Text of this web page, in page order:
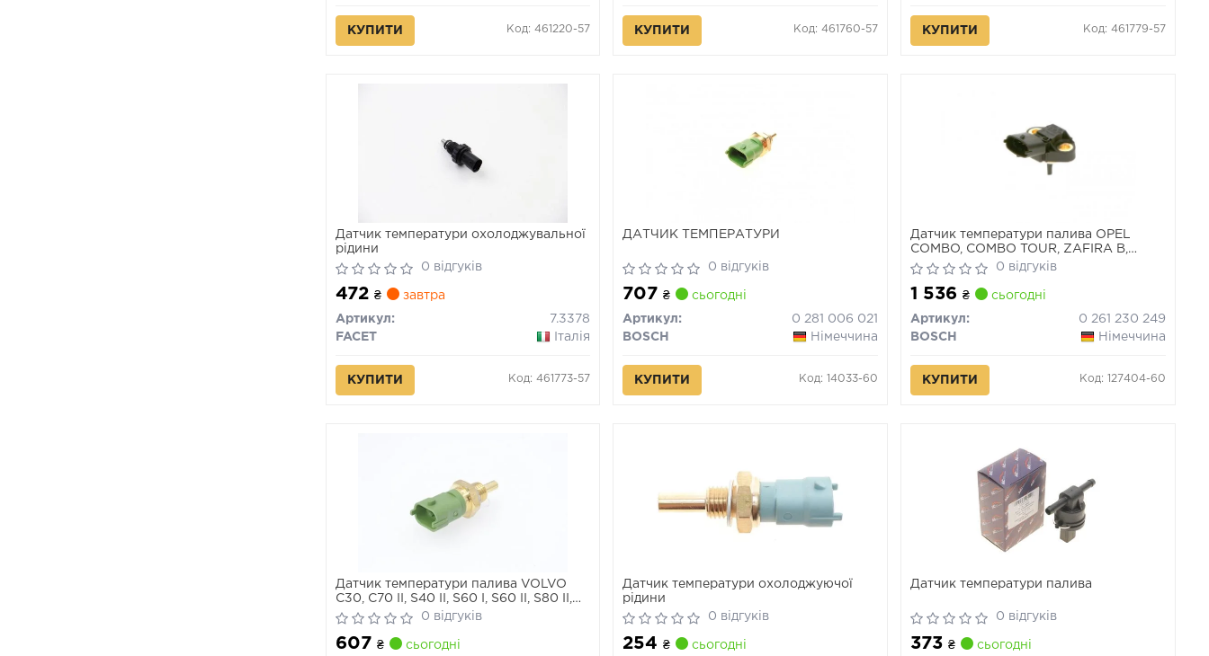
КУПИТИ Код: 461220-57 КУПИТИ Код: 461760-57 КУПИТИ Код: 461779-57
Датчик температури охолоджувальної
рідини
0 відгуків
472 ₴ завтра
Артикул:
7.3378
FACET
Італія
КУПИТИ Код: 461773-57
ДАТЧИК ТЕМПЕРАТУРИ
0 відгуків
707₴ сьогодні
Артикул:
0 281 006 021
BOSCH
Німеччина
КУПИТИ Код: 14033-60
Датчик температури палива OPEL
COMBO, COMBO TOUR, ZAFIRA B,
ZAFIRA C 1.6CNG 04.05-
0 відгуків
1 536₴ сьогодні
Артикул:
0 261 230 249
BOSCH
Німеччина
КУПИТИ Код: 127404-60
Датчик температури палива VOLVO
C30, C70 II, S40 II, S60 I, S60 II, S80 II,
V40, V50, V60 I, V70 II, V70 III, XC60 I,
XC70 I, XC70 II, XC90 I FORD RANGER
MAZDA BT-50 1.4D-3.0D 01.01-
0 відгуків
607 ₴ сьогодні
Датчик температури охолоджуючої
рідини
0 відгуків
254₴ сьогодні
Датчик температури палива
0 відгуків
373₴
сьогодні